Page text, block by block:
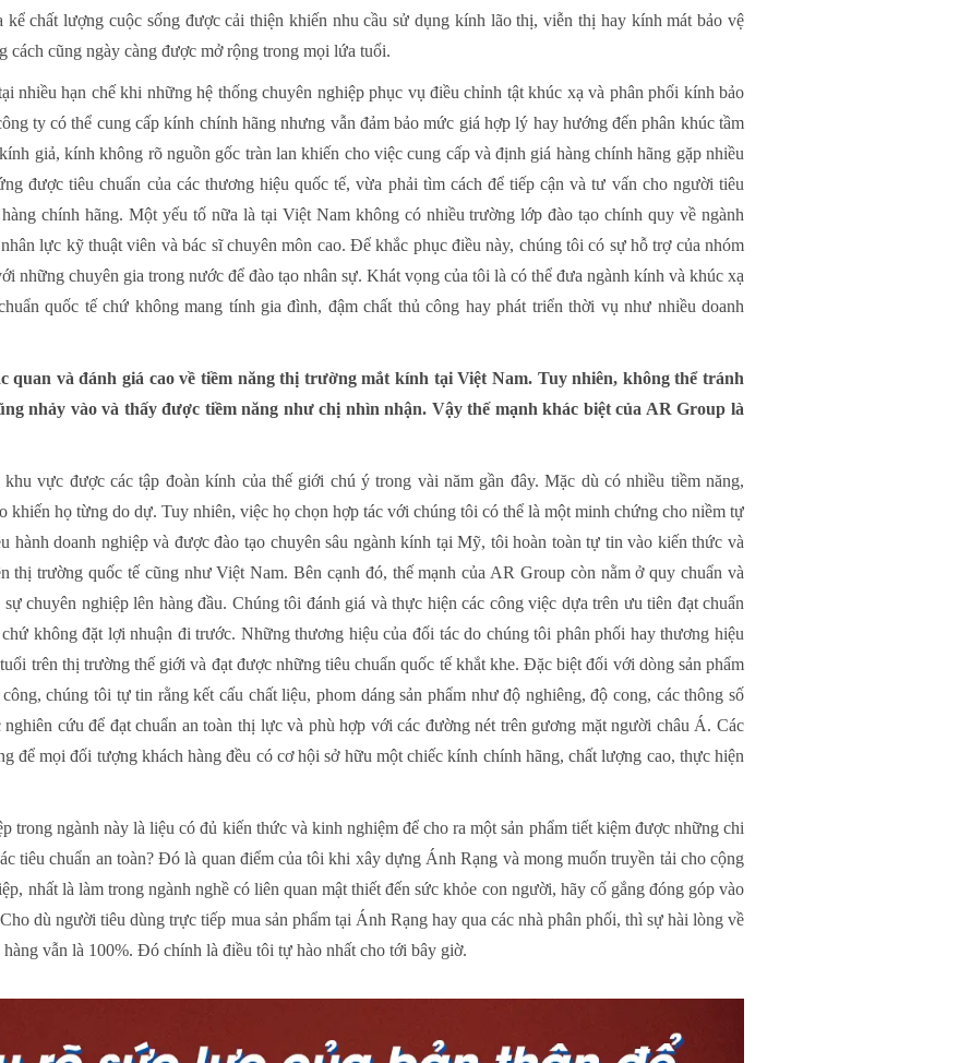
kể chất lượng cuộc sống được cải thiện khiến nhu cầu sử dụng kính lão thị, viễn thị hay kính mát bảo vệ
cách cũng ngày càng được mở rộng trong mọi lứa tuổi.
nhiều hạn chế khi những hệ thống chuyên nghiệp phục vụ điều chỉnh tật khúc xạ và phân phối kính bảo
ty có thể cung cấp kính chính hãng nhưng vẫn đảm bảo mức giá hợp lý hay hướng đến phân khúc tầm
giả, kính không rõ nguồn gốc tràn lan khiến cho việc cung cấp và định giá hàng chính hãng gặp nhiều
được tiêu chuẩn của các thương hiệu quốc tế, vừa phải tìm cách để tiếp cận và tư vấn cho người tiêu
chính hãng. Một yếu tố nữa là tại Việt Nam không có nhiều trường lớp đào tạo chính quy về ngành
lực kỹ thuật viên và bác sĩ chuyên môn cao. Để khắc phục điều này, chúng tôi có sự hỗ trợ của nhóm
những chuyên gia trong nước để đào tạo nhân sự. Khát vọng của tôi là có thể đưa ngành kính và khúc xạ
quốc tế chứ không mang tính gia đình, đậm chất thủ công hay phát triển thời vụ như nhiều doanh
quan và đánh giá cao về tiềm năng thị trường mắt kính tại Việt Nam. Tuy nhiên, không thể tránh
nhảy vào và thấy được tiềm năng như chị nhìn nhận. Vậy thế mạnh khác biệt của AR Group là
vực được các tập đoàn kính của thế giới chú ý trong vài năm gần đây. Mặc dù có nhiều tiềm năng,
khiến họ từng do dự. Tuy nhiên, việc họ chọn hợp tác với chúng tôi có thể là một minh chứng cho niềm tự
hành doanh nghiệp và được đào tạo chuyên sâu ngành kính tại Mỹ, tôi hoàn toàn tự tin vào kiến thức và
thị trường quốc tế cũng như Việt Nam. Bên cạnh đó, thế mạnh của AR Group còn nằm ở quy chuẩn và
chuyên nghiệp lên hàng đầu. Chúng tôi đánh giá và thực hiện các công việc dựa trên ưu tiên đạt chuẩn
không đặt lợi nhuận đi trước. Những thương hiệu của đối tác do chúng tôi phân phối hay thương hiệu
trên thị trường thế giới và đạt được những tiêu chuẩn quốc tế khắt khe. Đặc biệt đối với dòng sản phẩm
chúng tôi tự tin rằng kết cấu chất liệu, phom dáng sản phẩm như độ nghiêng, độ cong, các thông số
cứu để đạt chuẩn an toàn thị lực và phù hợp với các đường nét trên gương mặt người châu Á. Các
để mọi đối tượng khách hàng đều có cơ hội sở hữu một chiếc kính chính hãng, chất lượng cao, thực hiện
trong ngành này là liệu có đủ kiến thức và kinh nghiệm để cho ra một sản phẩm tiết kiệm được những chi
tiêu chuẩn an toàn? Đó là quan điểm của tôi khi xây dựng Ánh Rạng và mong muốn truyền tải cho cộng
nhất là làm trong ngành nghề có liên quan mật thiết đến sức khỏe con người, hãy cố gắng đóng góp vào
dù người tiêu dùng trực tiếp mua sản phẩm tại Ánh Rạng hay qua các nhà phân phối, thì sự hài lòng về
vẫn là 100%. Đó chính là điều tôi tự hào nhất cho tới bây giờ.